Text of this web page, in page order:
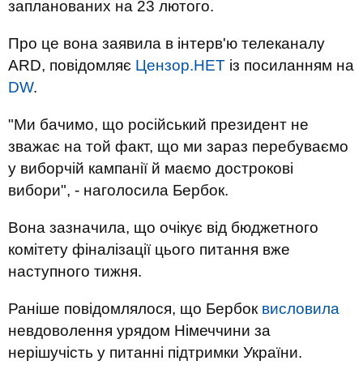
запланованих на 23 лютого.
Про це вона заявила в інтерв'ю телеканалу
ARD, повідомляє Цензор.НЕТ із посиланням на
DW.
"Ми бачимо, що російський президент не
зважає на той факт, що ми зараз перебуваємо
у виборчій кампанії й маємо дострокові
вибори", - наголосила Бербок.
Вона зазначила, що очікує від бюджетного
комітету фіналізації цього питання вже
наступного тижня.
Раніше повідомлялося, що Бербок висловила
невдоволення урядом Німеччини за
нерішучість у питанні підтримки України.